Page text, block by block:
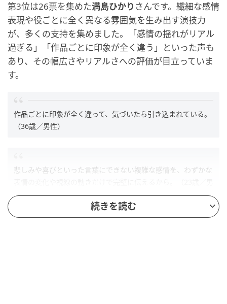
第3位は26票を集めた満島ひかり さんです。繊細な感情
表現や役ごとに全く異なる雰囲気を生み出す演技力
が、多くの支持を集めました。「感情の揺れがリアル
過ぎる」「作品ごとに印象が全く違う」といった声も
あり、その幅広さやリアルさへの評価が目立っていま
す。
作品ごとに印象が全く違って、気づいたら引き込まれている。
（36歳／男性）
悲しみや喜びといった言葉にできない複雑な感情を、わずかな
性）
続きを読む